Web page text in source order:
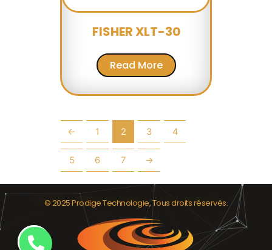
FISHER XLT-30
Read More
← 1 2 3 4
5 6 7 →
© 2025 Prodige Technologie, Tous droits réservés.